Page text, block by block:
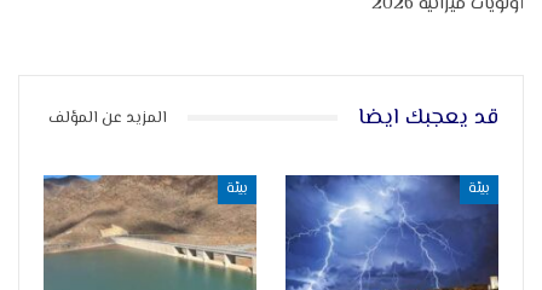
قد يعجبك ايضا المزيد عن المؤلف
بيئة بيئة